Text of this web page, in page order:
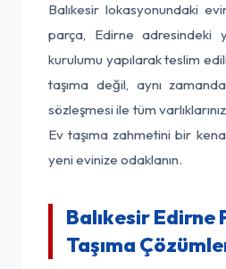
Balıkesir lokasyonundaki
parça, Edirne adresindeki
kurulumu yapılarak teslim
taşıma değil, aynı zamanda
sözleşmesi ile tüm
Ev taşıma zahmetini bir
yeni evinize odaklanın.
Balıkesir Edirne
Taşıma